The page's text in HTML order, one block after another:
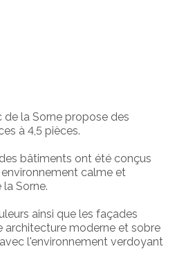
de la Sorne propose des
à 4,5 pièces.
bâtiments ont été conçus
calme et
Sorne.
ainsi que les façades
architecture moderne et sobre
l'environnement verdoyant